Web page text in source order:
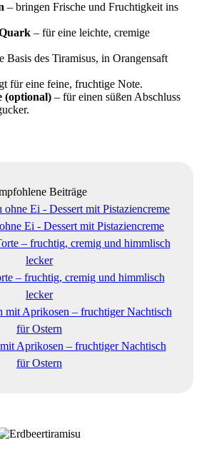
– bringen Frische und Fruchtigkeit ins
– für eine leichte, cremige
Basis des Tiramisus, in Orangensaft
für eine feine, fruchtige Note.
(optional) – für einen süßen Abschluss
Beiträge
Ei - Dessert mit Pistaziencreme
– fruchtig, cremig und himmlisch
lecker
Aprikosen – fruchtiger Nachtisch
für Ostern